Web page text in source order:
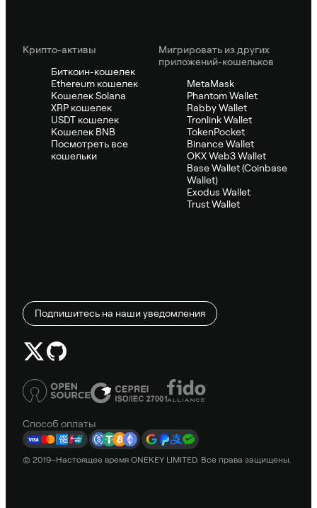
Крипто-активы
Биткоин-кошелек
Ethereum кошелек
Кошелек Solana
XRP кошелек
USDT кошелек
Кошелек BNB
Посмотреть все
кошельки
Мигрировать из других
приложений-кошельков
MetaMask
Phantom Wallet
Rabby Wallet
Tronlink Wallet
TokenPocket
Binance Wallet
OKX Web3 Wallet
Base Wallet (Coinbase
Wallet)
Exodus Wallet
Trust Wallet
Подпишитесь на наши уведомления
Способ оплаты
© 2019–Настоящее время ONEKEY LIMITED. Все права защищены.